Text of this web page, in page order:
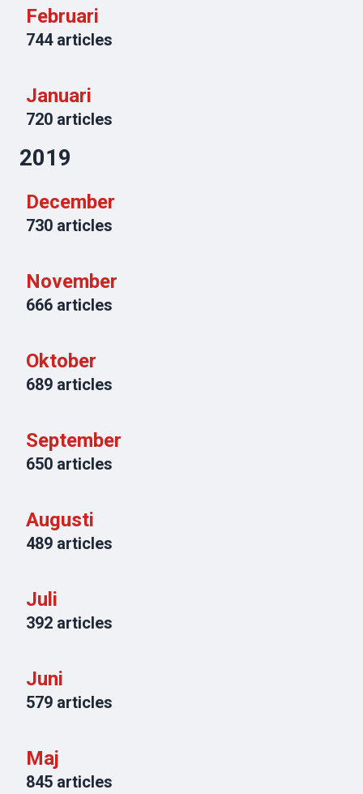
Februari
744articles
Januari
720 articles
2019
December
730 articles
November
666 articles
Oktober
689 articles
September
650 articles
Augusti
489 articles
Juli
392 articles
Juni
579 articles
Maj
845 articles